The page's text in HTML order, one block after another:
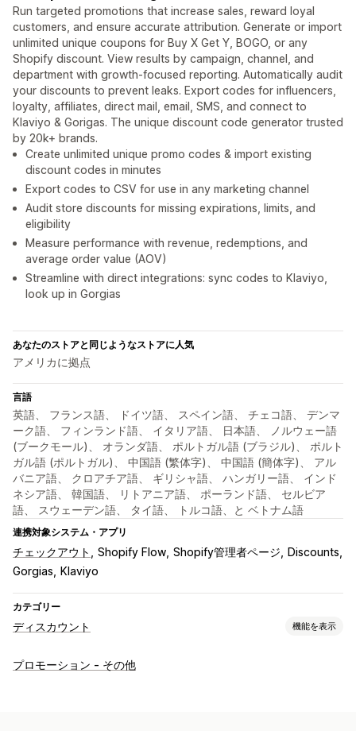
Run targeted promotions that increase sales, reward loyal
customers, and ensure accurate attribution. Generate or import
unlimited unique coupons for Buy X Get Y, BOGO, or any
Shopify discount. View results by campaign, channel, and
department with growth-focused reporting. Automatically audit
your discounts to prevent leaks. Export codes for influencers,
loyalty, affiliates, direct mail, email, SMS, and connect to
Klaviyo & Gorigas. The unique discount code generator trusted
by 20k+ brands.
Create unlimited unique promo codes & import existing
discount codes in minutes
Export codes to CSV for use in any marketing channel
Audit store discounts for missing expirations, limits, and
eligibility
Measure performance with revenue, redemptions, and
average order value (AOV)
Streamline with direct integrations: sync codes to Klaviyo,
look up in Gorgias
あなたのストアと同じようなストアに人気
アメリカに拠点
言語
英語、 フランス語、 ドイツ語、 スペイン語、 チェコ語、 デンマ
ーク語、 フィンランド語、 イタリア語、 日本語、 ノルウェー語
(ブークモール)、 オランダ語、 ポルトガル語 (ブラジル)、 ポルト
ガル語 (ポルトガル)、 中国語 (繁体字)、 中国語 (簡体字)、 アル
バニア語、 クロアチア語、 ギリシャ語、 ハンガリー語、 インド
ネシア語、 韓国語、 リトアニア語、 ポーランド語、 セルビア
語、 スウェーデン語、 タイ語、 トルコ語、と ベトナム語
連携対象システム・アプリ
チェックアウト Shopify Flow Shopify管理者ページ
Discounts
Gorgias
Klaviyo
カテゴリー
ディスカウント 機能を表示
ディスカウントの種類
プロモーション - その他